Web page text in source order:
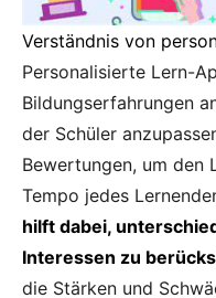
Verständnis von
Personalisierte Lern-
Bildungserfahrungen
der Schüler
Bewertungen, um den
Tempo jedes
hilft dabei,
Interessen zu
die Stärken und